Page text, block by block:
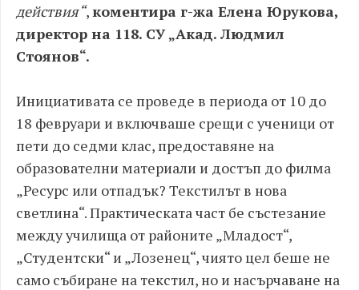
действия“,коментира г-жа Елена Юрукова,
директор на 118. СУ „Акад. Людмил
Стоянов“.
Инициативата се проведе в периода от 10 до
18 февруари и включваше срещи с ученици от
пети до седми клас, предоставяне на
образователни материали и достъп до филма
„Ресурс или отпадък? Текстилът в нова
светлина“. Практическата част бе състезание
между училища от районите „Младост“,
„Студентски“ и „Лозенец“, чиято цел беше не
само събиране на текстил, но и насърчаване на